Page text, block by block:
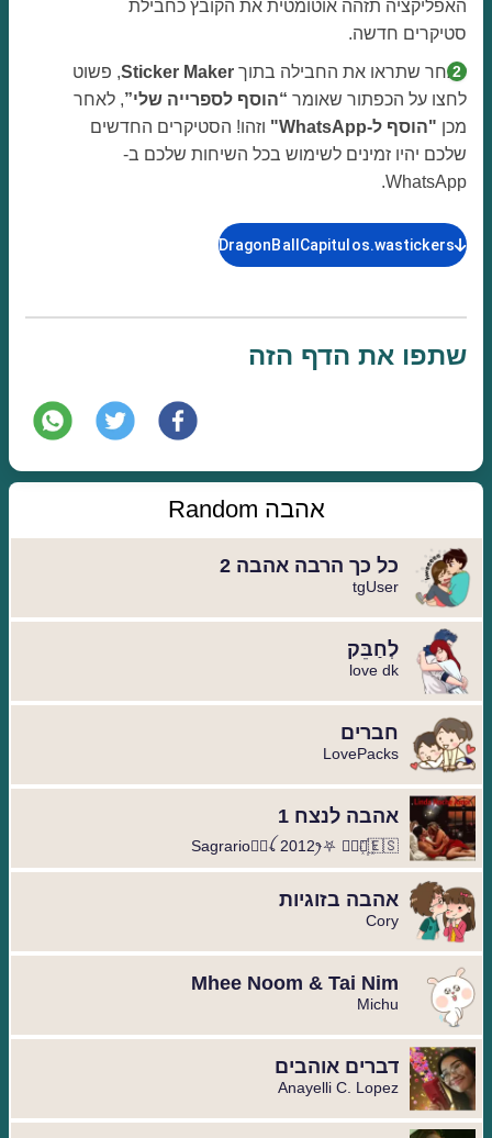
האפליקציה תזהה אוטומטית את הקובץ כחבילת
סטיקרים חדשה.
לאחר שתראו את החבילה בתוך Sticker Maker, פשוט
לחצו על הכפתור שאומר “הוסף לספרייה שלי”, לאחר
מכן "הוסף ל-WhatsApp"
וזהו! הסטיקרים החדשים
שלכם יהיו זמינים לשימוש בכל השיחות שלכם ב-
WhatsApp.
DragonBallCapitulos.wastickers
שתפו את הדף הזה
אהבה Random
כל כך הרבה אהבה 2
tgUser
לְחַבֵּק
love dk
חברים
LovePacks
אהבה לנצח 1
Sagrario🦹‍♀️ꪶ 2012ꫂ⛧ ◐⃢⃟꙰🇪🇸
אהבה בזוגיות
Cory
Mhee Noom & Tai Nim
Michu
דברים אוהבים
Anayelli C. Lopez